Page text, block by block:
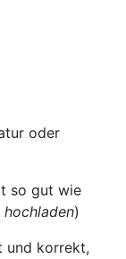
oder
so gut wie
)
und korrekt,